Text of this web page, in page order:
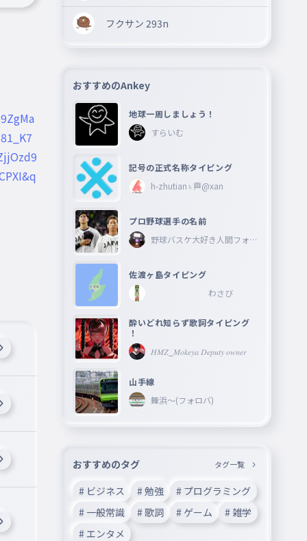
フクサン 293n
おすすめのAnkey
地球一周しましょう！
すらいむ
記号の正式名称タイピング
h-zhutian♄🏁@xan
プロ野球選手の名前
野球バスケ大好き人間フォロ
佐渡ヶ島タイピング
わさび
酔いどれ知らず歌詞タイピング
！
𝐻𝑀𝑍_𝑀𝑜𝑘𝑒𝑦𝑎 𝐷𝑒𝑝𝑢𝑡𝑦 𝑜𝑤𝑛𝑒𝑟
山手線
舞浜〜(フォロバ)
おすすめのタグ タグ一覧
# ビジネス # 勉強
# プログラミング
# 一般常識
# 歌詞 # ゲーム
# 雑学
# エンタメ